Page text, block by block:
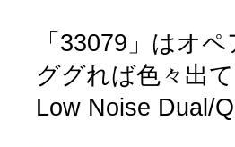
「33079」はオ
ググれば色々出
Low Noise Dual/